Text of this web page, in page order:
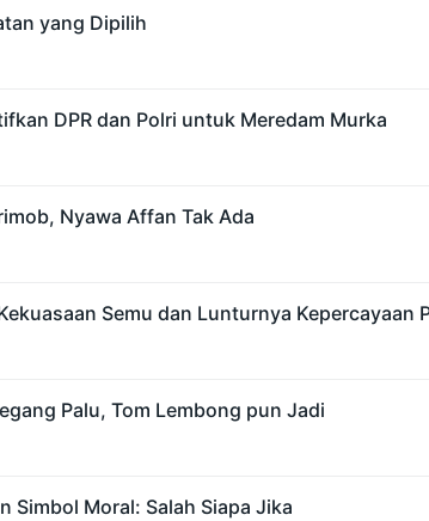
yang Dipilih
DPR dan Polri untuk Meredam Murka
Nyawa Affan Tak Ada
Semu dan Lunturnya Kepercayaan
Palu, Tom Lembong pun Jadi
Simbol Moral: Salah Siapa Jika